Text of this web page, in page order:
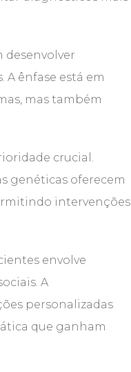
desenvolver
ênfase está em
mas também
crucial.
genéticas oferecem
intervenções
envolve
A
personalizadas
que ganham